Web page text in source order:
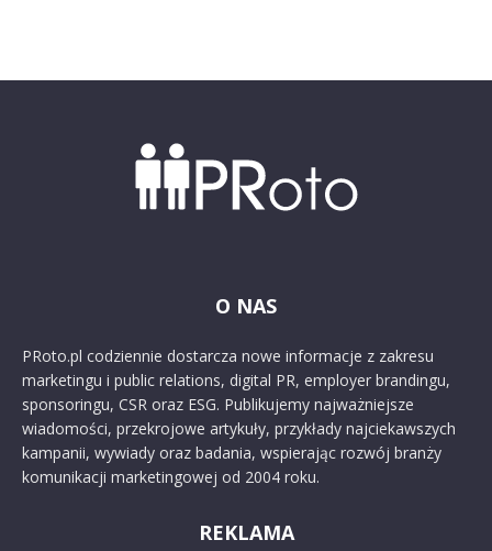
O NAS
PRoto.pl codziennie dostarcza nowe informacje z zakresu
marketingu i public relations, digital PR, employer brandingu,
sponsoringu, CSR oraz ESG. Publikujemy najważniejsze
wiadomości, przekrojowe artykuły, przykłady najciekawszych
kampanii, wywiady oraz badania, wspierając rozwój branży
komunikacji marketingowej od 2004 roku.
REKLAMA